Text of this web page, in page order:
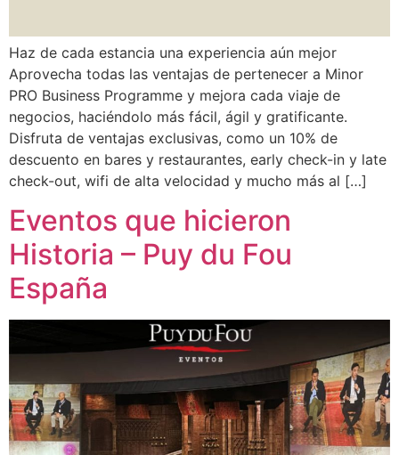
Haz de cada estancia una experiencia aún mejor
Aprovecha todas las ventajas de pertenecer a Minor
PRO Business Programme y mejora cada viaje de
negocios, haciéndolo más fácil, ágil y gratificante.
Disfruta de ventajas exclusivas, como un 10% de
descuento en bares y restaurantes, early check-in y late
check-out, wifi de alta velocidad y mucho más al […]
Eventos que hicieron
Historia – Puy du Fou
España